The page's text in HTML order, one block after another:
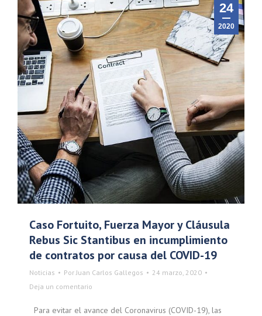
24
2020
Caso Fortuito, Fuerza Mayor y Cláusula
Rebus Sic Stantibus en incumplimiento
de contratos por causa del COVID-19
Noticias PorJuan Carlos Gallegos
24 marzo, 2020
Deja un comentario
Para evitar el avance del Coronavirus (COVID-19), las